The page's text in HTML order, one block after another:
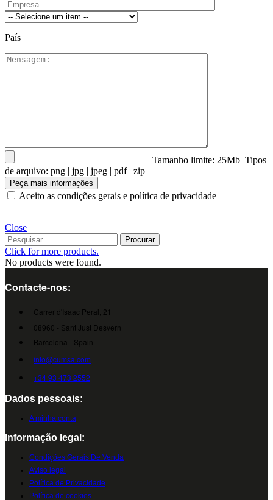
País
Tamanho limite: 25Mb Tipos
de arquivo: png | jpg | jpeg | pdf | zip
Aceito as condições gerais e política de privacidade
Close
Procurar
Click for more products.
No products were found.
Contacte-nos:
Carrer d'Isaac Peral, 21
08960 - Sant Just Desvern
Barcelona - Spain
info@cumsa.com
+34 93 473 2552
Dados pessoais:
A minha conta
Informação legal:
Condições Gerais De Venda
Aviso legal
Política de Privacidade
Política de cookies